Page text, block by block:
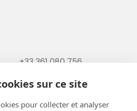
sur ce site
pour collecter et analyser
+33 361 080 756
info@b-token.eu